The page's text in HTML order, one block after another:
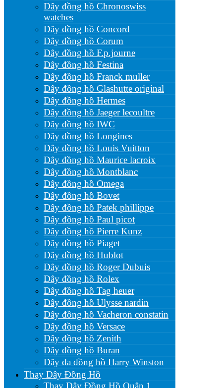
Dây đồng hồ Chronoswiss
watches
Dây đồng hồ Concord
Dây đồng hồ Corum
Dây đồng hồ F.p.journe
Dây đồng hồ Festina
Dây đồng hồ Franck muller
Dây đồng hồ Glashutte original
Dây đồng hồ Hermes
Dây đồng hồ Jaeger lecoultre
Dây đồng hồ IWC
Dây đồng hồ Longines
Dây đồng hồ Louis Vuitton
Dây đồng hồ Maurice lacroix
Dây đồng hồ Montblanc
Dây đồng hồ Omega
Dây đồng hồ Bovet
Dây đồng hồ Patek phillippe
Dây đồng hồ Paul picot
Dây đồng hồ Pierre Kunz
Dây đồng hồ Piaget
Dây đồng hồ Hublot
Dây đồng hồ Roger Dubuis
Dây đồng hồ Rolex
Dây đồng hồ Tag heuer
Dây đồng hồ Ulysse nardin
Dây đồng hồ Vacheron constatin
Dây đồng hồ Versace
Dây đồng hồ Zenith
Dây đồng hồ Buran
Dây da đồng hồ Harry Winston
Thay Dây Đồng Hồ
Thay Dây Đồng Hồ Quận 1